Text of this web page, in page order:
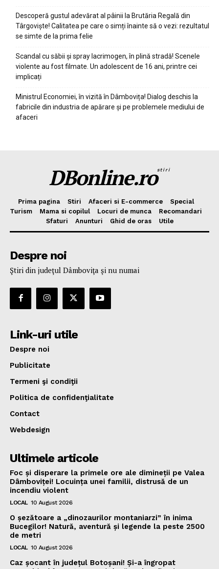
Descoperă gustul adevărat al pâinii la Brutăria Regală din
Târgoviște! Calitatea pe care o simți înainte să o vezi: rezultatul
se simte de la prima felie
Scandal cu săbii și spray lacrimogen, în plină stradă! Scenele
violente au fost filmate. Un adolescent de 16 ani, printre cei
implicați
Ministrul Economiei, în vizită în Dâmbovița! Dialog deschis la
fabricile din industria de apărare și pe problemele mediului de
afaceri
DBonline.rostiri
Prima pagina Stiri Afaceri si E-commerce
Special
Turism
Mama si copilul Locuri de munca
Recomandari
Sfaturi
Anunturi Ghid de oras Utile
Despre noi
Ştiri din judeţul Dâmboviţa şi nu numai
Link-uri utile
Despre noi
Publicitate
Termeni şi condiţii
Politica de confidenţialitate
Contact
Webdesign
Ultimele articole
Foc și disperare la primele ore ale dimineții pe Valea
Dâmboviței! Locuința unei familii, distrusă de un
incendiu violent
LOCAL 10 August 2026
O șezătoare a „dinozaurilor montaniarzi” în inima
Bucegilor! Natură, aventură și legende la peste 2500
de metri
LOCAL 10 August 2026
Caz șocant în județul Botoșani! Și-a îngropat